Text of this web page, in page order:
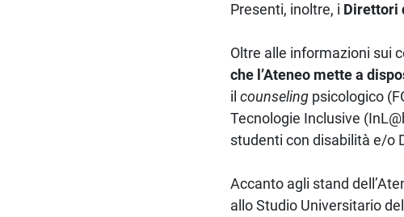
Presenti, inoltre, i Direttori
Oltre alle informazioni sui
che l’Ateneo mette a
ilcounseling psicologico
Tecnologie Inclusive
studenti con disabilità e/o
Accanto agli stand
allo Studio Universitario